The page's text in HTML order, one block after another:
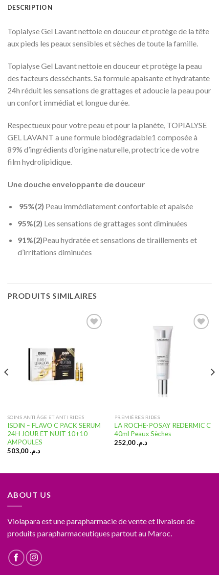
DESCRIPTION
Topialyse Gel Lavant nettoie en douceur et protège de la tête
aux pieds les peaux sensibles et sèches de toute la famille.
Topialyse Gel Lavant nettoie en douceur et protège la peau
des facteurs desséchants. Sa formule apaisante et hydratante
24h réduit les sensations de grattages et adoucie la peau pour
un confort immédiat et longue durée.
Respectueux pour votre peau et pour la planète, TOPIALYSE
GEL LAVANT a une formule biodégradable1 composée à
89% d’ingrédients d’origine naturelle, protectrice de votre
film hydrolipidique.
Une douche enveloppante de douceur
95%(2) Peau immédiatement confortable et apaisée
95%(2) Les sensations de grattages sont diminuées
91%(2)Peau hydratée et sensations de tiraillements et
d’irritations diminuées
PRODUITS SIMILAIRES
d’envies
SOINS ANTI ÂGE ET ANTI RIDES
ISDIN – FLAVO C PACK SERUM
24H JOUR ET NUIT 10+10
AMPOULES
د.م.503,00
PREMIÈRES RIDES
LA ROCHE-POSAY REDERMIC C
40ml Peaux Sèches
د.م.252,00
ABOUT US
Violapara est une parapharmacie de vente et livraison de
produits parapharmaceutiques partout au Maroc.